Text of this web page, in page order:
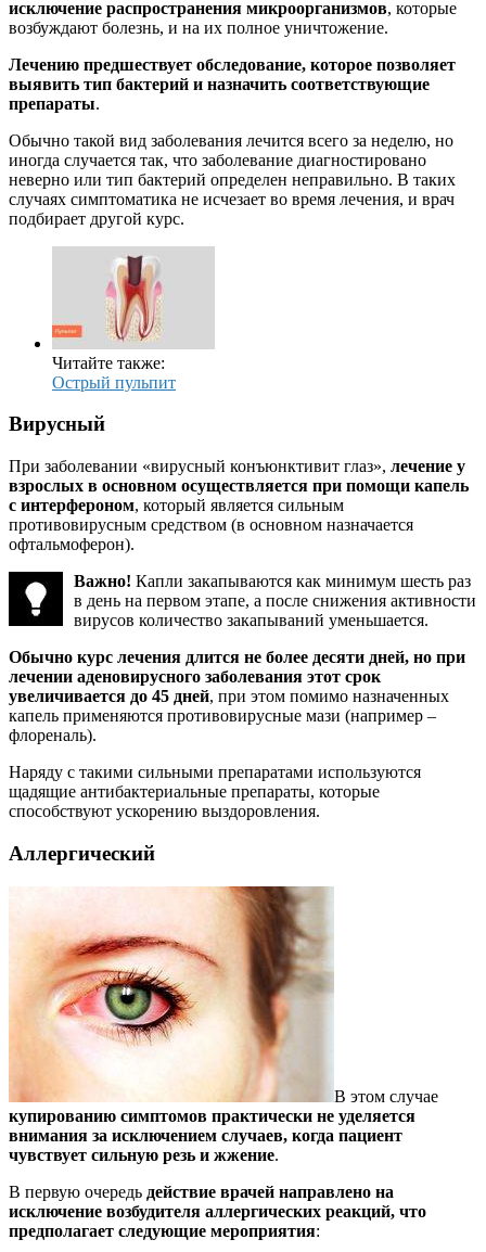
исключение распространения микроорганизмов, которые
возбуждают болезнь, и на их полное уничтожение.
Лечению предшествует обследование, которое позволяет
выявить тип бактерий и назначить соответствующие
препараты.
Обычно такой вид заболевания лечится всего за неделю, но
иногда случается так, что заболевание диагностировано
неверно или тип бактерий определен неправильно. В таких
случаях симптоматика не исчезает во время лечения, и врач
подбирает другой курс.
Читайте также:
Острый пульпит
Вирусный
При заболевании «вирусный конъюнктивит глаз», лечение у
взрослых в основном осуществляется при помощи капель
с интерфероном, который является сильным
противовирусным средством (в основном назначается
офтальмоферон).
Важно! Капли закапываются как минимум шесть раз
в день на первом этапе, а после снижения активности
вирусов количество закапываний уменьшается.
Обычно курс лечения длится не более десяти дней, но при
лечении аденовирусного заболевания этот срок
увеличивается до 45 дней, при этом помимо назначенных
капель применяются противовирусные мази (например –
флореналь).
Наряду с такими сильными препаратами используются
щадящие антибактериальные препараты, которые
способствуют ускорению выздоровления.
Аллергический
В этом случае
купированию симптомов практически не уделяется
внимания за исключением случаев, когда пациент
чувствует сильную резь и жжение.
В первую очередь действие врачей направлено на
исключение возбудителя аллергических реакций, что
предполагает следующие мероприятия: